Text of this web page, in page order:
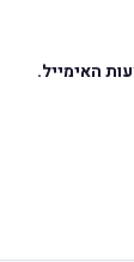
האימייל.